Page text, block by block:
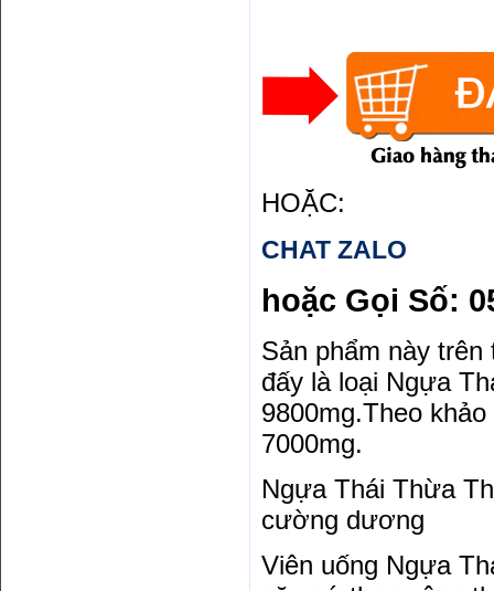
HOẶC:
CHAT ZALO
hoặc Gọi Số:
Sản phẩm này
đấy là loại Ngựa
9800mg.Theo
7000mg.
Ngựa Thái Thừa
cường dương
Viên uống Ngựa